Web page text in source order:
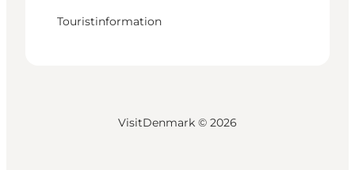
Touristinformation
VisitDenmark © 2026